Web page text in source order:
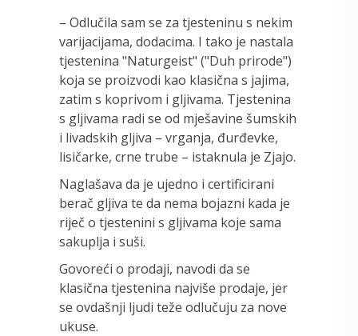
– Odlučila sam se za tjesteninu s nekim
varijacijama, dodacima. I tako je nastala
tjestenina "Naturgeist" ("Duh prirode")
koja se proizvodi kao klasična s jajima,
zatim s koprivom i gljivama. Tjestenina
s gljivama radi se od mješavine šumskih
i livadskih gljiva – vrganja, đurđevke,
lisičarke, crne trube – istaknula je Zjajo.
Naglašava da je ujedno i certificirani
berač gljiva te da nema bojazni kada je
riječ o tjestenini s gljivama koje sama
sakuplja i suši.
Govoreći o prodaji, navodi da se
klasična tjestenina najviše prodaje, jer
se ovdašnji ljudi teže odlučuju za nove
ukuse.